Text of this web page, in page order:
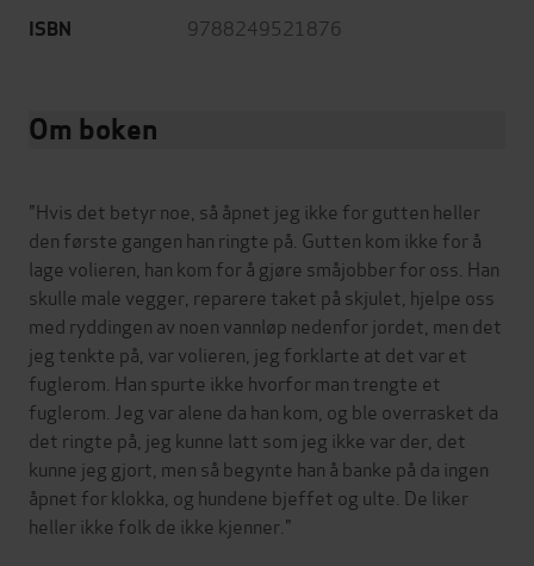
ISBN 9788249521876
Om boken
"Hvis det betyr noe, så åpnet jeg ikke for gutten heller
den første gangen han ringte på. Gutten kom ikke for å
lage volieren, han kom for å gjøre småjobber for oss. Han
skulle male vegger, reparere taket på skjulet, hjelpe oss
med ryddingen av noen vannløp nedenfor jordet, men det
jeg tenkte på, var volieren, jeg forklarte at det var et
fuglerom. Han spurte ikke hvorfor man trengte et
fuglerom. Jeg var alene da han kom, og ble overrasket da
det ringte på, jeg kunne latt som jeg ikke var der, det
kunne jeg gjort, men så begynte han å banke på da ingen
åpnet for klokka, og hundene bjeffet og ulte. De liker
heller ikke folk de ikke kjenner."